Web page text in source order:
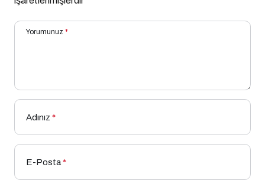
Yorumunuz *
Adınız *
E-Posta*